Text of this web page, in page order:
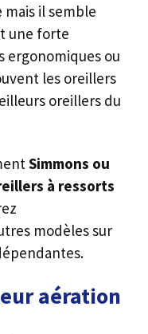
mais il semble
une forte
ergonomiques ou
les oreillers
oreillers du
Simmons ou
à ressorts
modèles sur
aération